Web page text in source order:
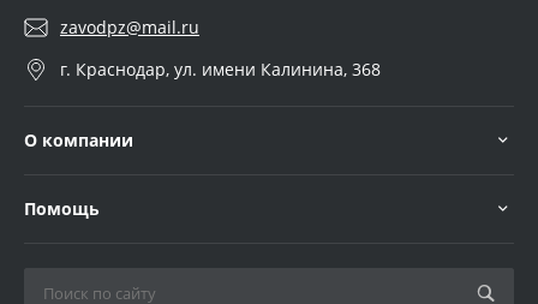
zavodpz@mail.ru
г. Краснодар, ул. имени Калинина, 368
О компании
Помощь